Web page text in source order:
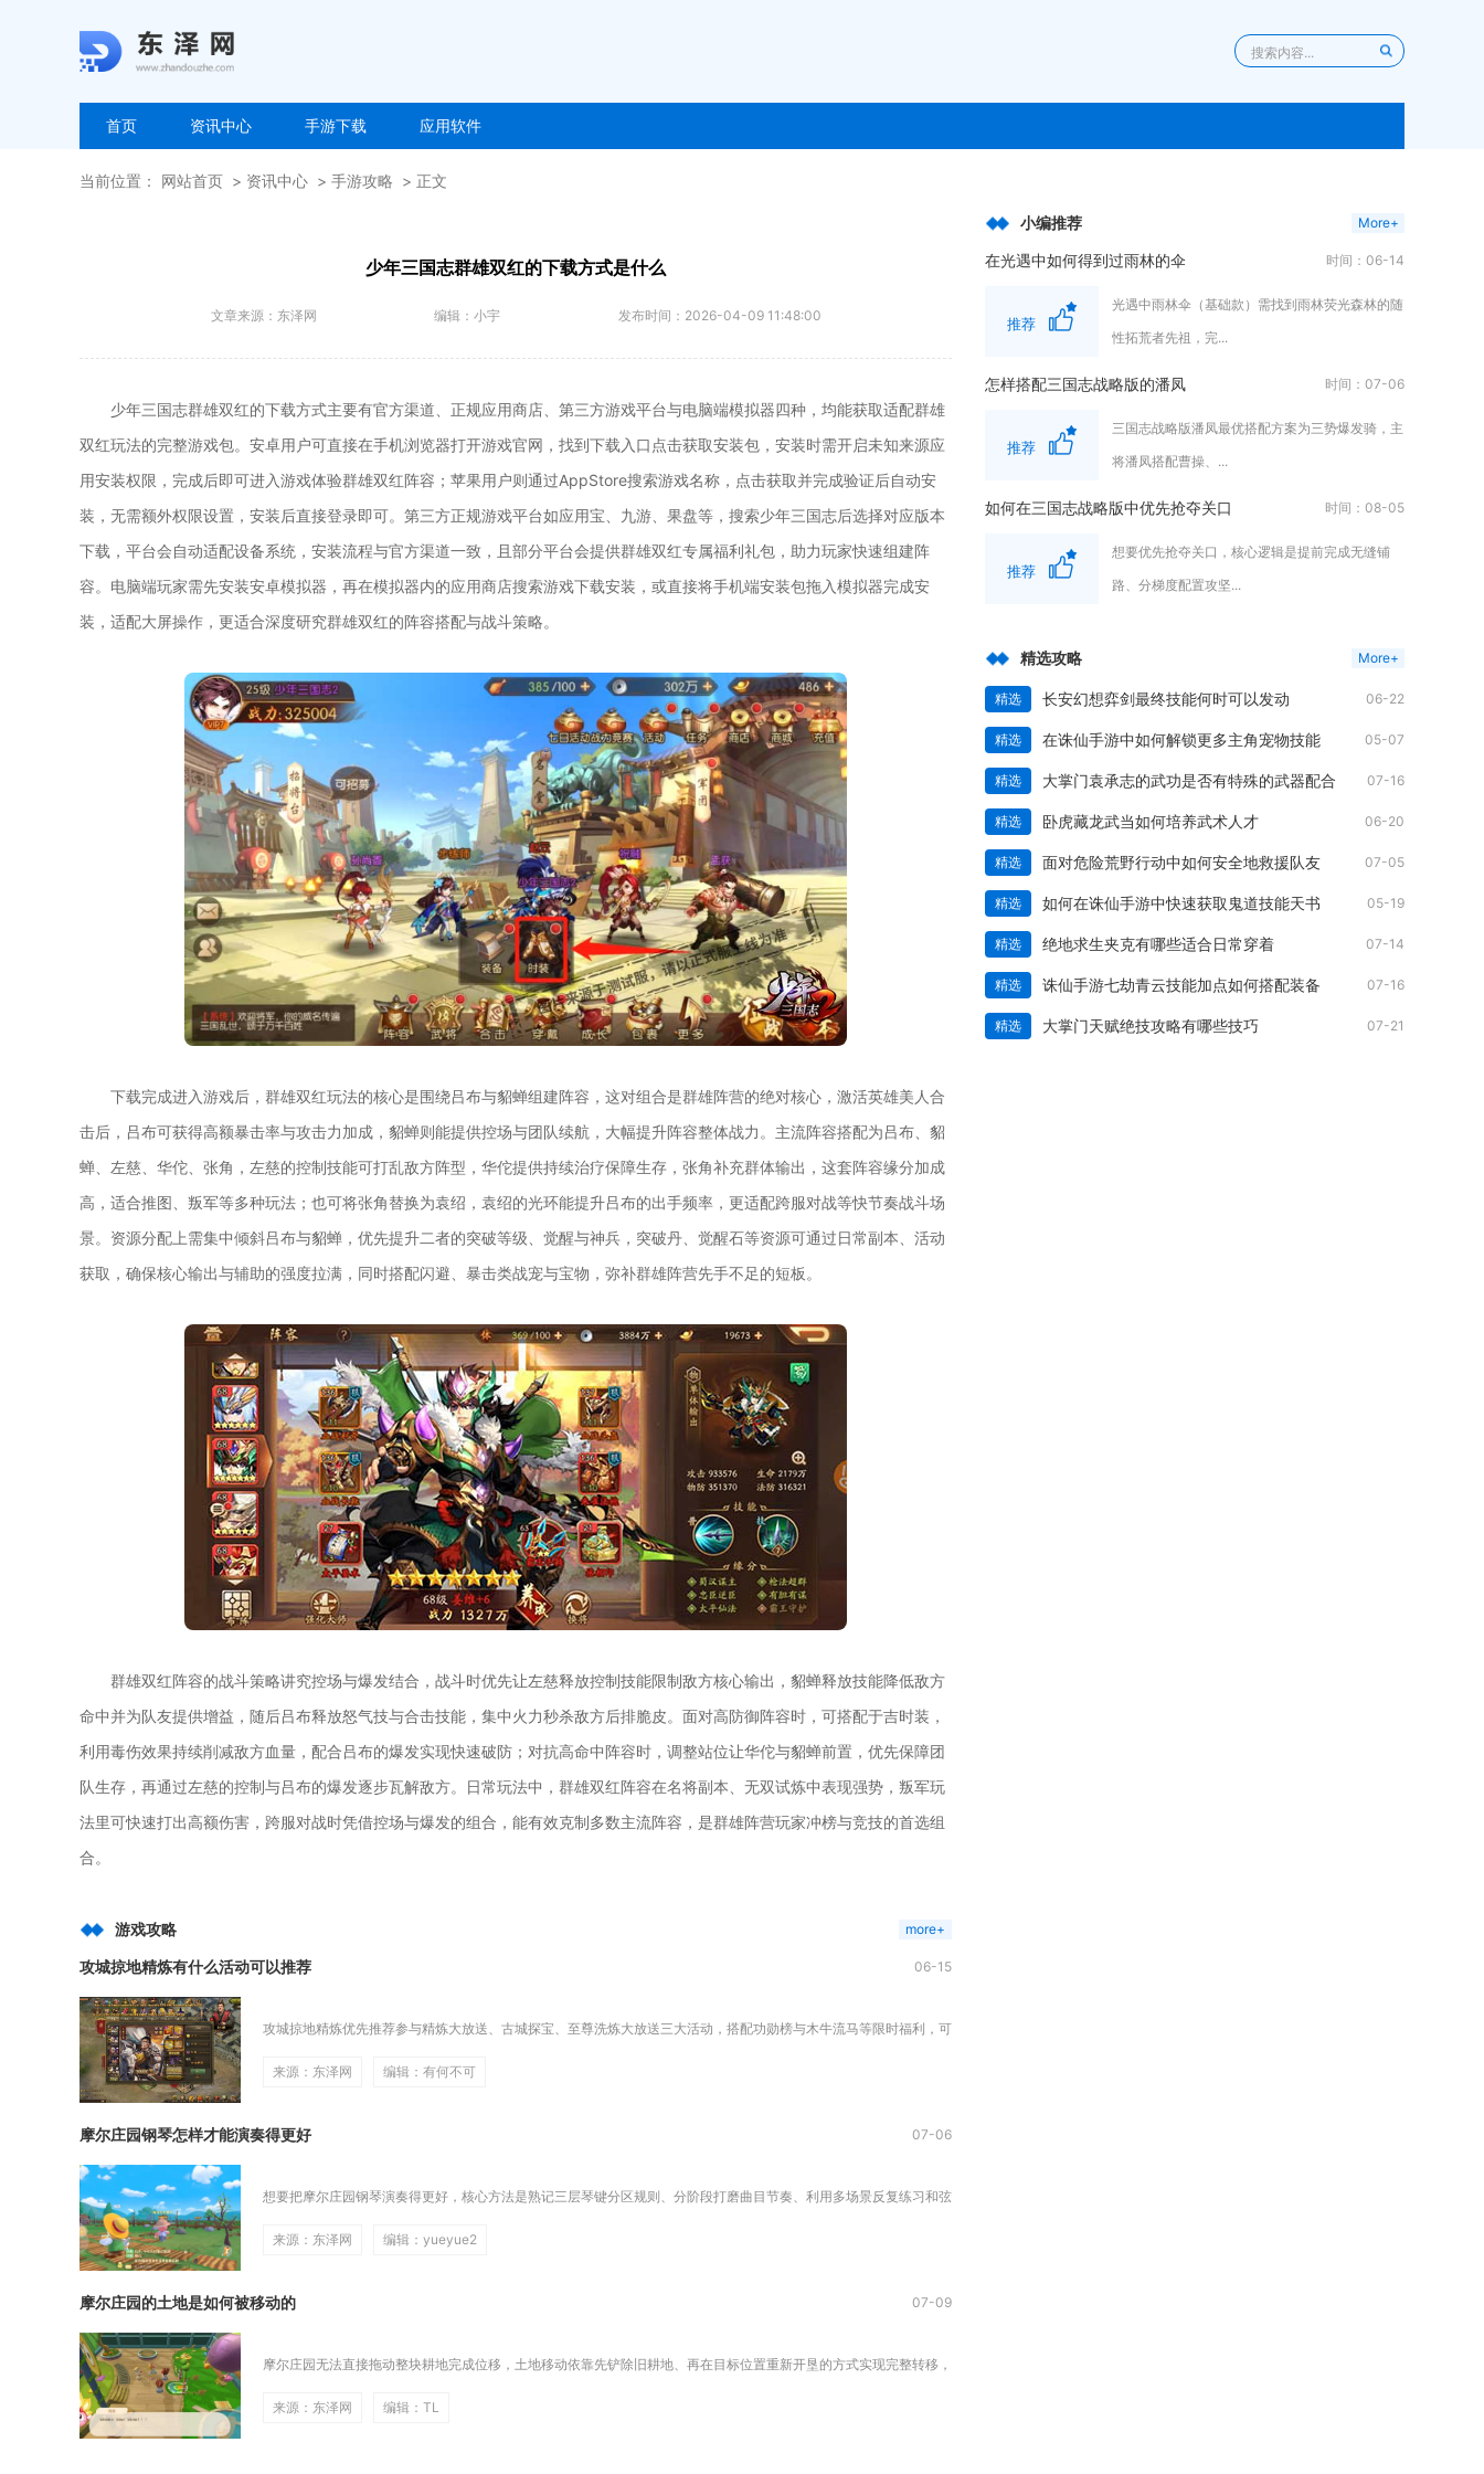
首页 资讯中心 手游下载 应用软件
当前位置： 网站首页 资讯中心 手游攻略 正文
少年三国志群雄双红的下载方式是什么
文章来源： 东泽网 编辑： 小宇 发布时间： 2026-04-09 11:48:00
少年三国志群雄双红的下载方式主要有官方渠道、正规应用商店、第三方游戏平台与电脑端模拟器四种，均能获取适配群雄
双红玩法的完整游戏包。安卓用户可直接在手机浏览器打开游戏官网，找到下载入口点击获取安装包，安装时需开启未知来源应
用安装权限，完成后即可进入游戏体验群雄双红阵容；苹果用户则通过AppStore搜索游戏名称，点击获取并完成验证后自动安
装，无需额外权限设置，安装后直接登录即可。第三方正规游戏平台如应用宝、九游、果盘等，搜索少年三国志后选择对应版本
下载，平台会自动适配设备系统，安装流程与官方渠道一致，且部分平台会提供群雄双红专属福利礼包，助力玩家快速组建阵
容。电脑端玩家需先安装安卓模拟器，再在模拟器内的应用商店搜索游戏下载安装，或直接将手机端安装包拖入模拟器完成安
装，适配大屏操作，更适合深度研究群雄双红的阵容搭配与战斗策略。
下载完成进入游戏后，群雄双红玩法的核心是围绕吕布与貂蝉组建阵容，这对组合是群雄阵营的绝对核心，激活英雄美人合
击后，吕布可获得高额暴击率与攻击力加成，貂蝉则能提供控场与团队续航，大幅提升阵容整体战力。主流阵容搭配为吕布、貂
蝉、左慈、华佗、张角，左慈的控制技能可打乱敌方阵型，华佗提供持续治疗保障生存，张角补充群体输出，这套阵容缘分加成
高，适合推图、叛军等多种玩法；也可将张角替换为袁绍，袁绍的光环能提升吕布的出手频率，更适配跨服对战等快节奏战斗场
景。资源分配上需集中倾斜吕布与貂蝉，优先提升二者的突破等级、觉醒与神兵，突破丹、觉醒石等资源可通过日常副本、活动
获取，确保核心输出与辅助的强度拉满，同时搭配闪避、暴击类战宠与宝物，弥补群雄阵营先手不足的短板。
群雄双红阵容的战斗策略讲究控场与爆发结合，战斗时优先让左慈释放控制技能限制敌方核心输出，貂蝉释放技能降低敌方
命中并为队友提供增益，随后吕布释放怒气技与合击技能，集中火力秒杀敌方后排脆皮。面对高防御阵容时，可搭配于吉时装，
利用毒伤效果持续削减敌方血量，配合吕布的爆发实现快速破防；对抗高命中阵容时，调整站位让华佗与貂蝉前置，优先保障团
队生存，再通过左慈的控制与吕布的爆发逐步瓦解敌方。日常玩法中，群雄双红阵容在名将副本、无双试炼中表现强势，叛军玩
法里可快速打出高额伤害，跨服对战时凭借控场与爆发的组合，能有效克制多数主流阵容，是群雄阵营玩家冲榜与竞技的首选组
合。
游戏攻略 more+
攻城掠地精炼有什么活动可以推荐 06-15
攻城掠地精炼优先推荐参与精炼大放送、古城探宝、至尊洗炼大放送三大活动，搭配功勋榜与木牛流马等限时福利，可低成本获取大量精...
来源：东泽网 编辑：有何不可
摩尔庄园钢琴怎样才能演奏得更好 07-06
想要把摩尔庄园钢琴演奏得更好，核心方法是熟记三层琴键分区规则、分阶段打磨曲目节奏、利用多场景反复练习和弦搭配，同时借助合...
来源：东泽网 编辑：yueyue2
摩尔庄园的土地是如何被移动的 07-09
摩尔庄园无法直接拖动整块耕地完成位移，土地移动依靠先铲除旧耕地、再在目标位置重新开垦的方式实现完整转移，全程无需消耗摩尔...
来源：东泽网 编辑：TL
小编推荐 More+
在光遇中如何得到过雨林的伞 时间：06-14
推荐
光遇中雨林伞（基础款）需找到雨林荧光森林的随
性拓荒者先祖，完...
怎样搭配三国志战略版的潘凤 时间：07-06
推荐
三国志战略版潘凤最优搭配方案为三势爆发骑，主
将潘凤搭配曹操、...
如何在三国志战略版中优先抢夺关口 时间：08-05
推荐
想要优先抢夺关口，核心逻辑是提前完成无缝铺
路、分梯度配置攻坚...
精选攻略 More+
精选 长安幻想弈剑最终技能何时可以发动 06-22
精选 在诛仙手游中如何解锁更多主角宠物技能 05-07
精选 大掌门袁承志的武功是否有特殊的武器配合 07-16
精选 卧虎藏龙武当如何培养武术人才 06-20
精选 面对危险荒野行动中如何安全地救援队友 07-05
精选 如何在诛仙手游中快速获取鬼道技能天书 05-19
精选 绝地求生夹克有哪些适合日常穿着 07-14
精选 诛仙手游七劫青云技能加点如何搭配装备 07-16
精选 大掌门天赋绝技攻略有哪些技巧 07-21